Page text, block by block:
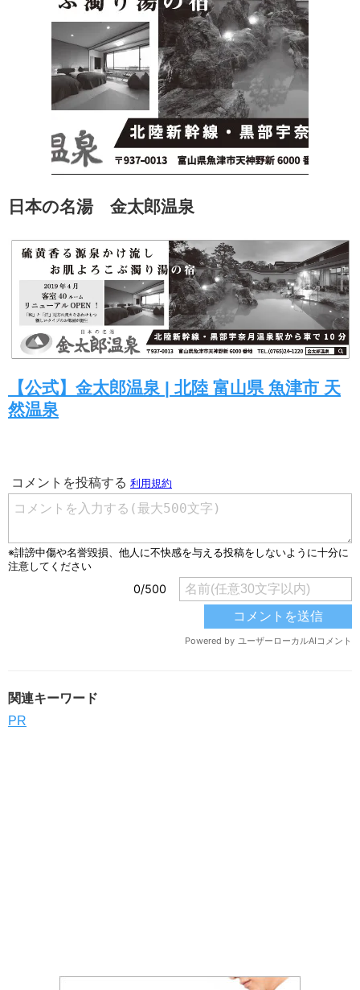
日本の名湯 金太郎温泉
【公式】金太郎温泉 | 北陸 富山県 魚津市 天
然温泉
関連キーワード
PR